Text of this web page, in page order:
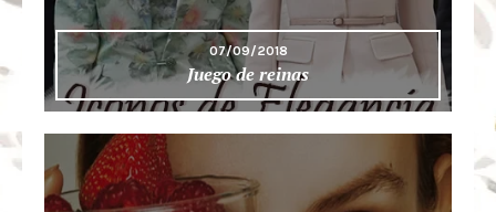
07/09/2018
Juego de reinas